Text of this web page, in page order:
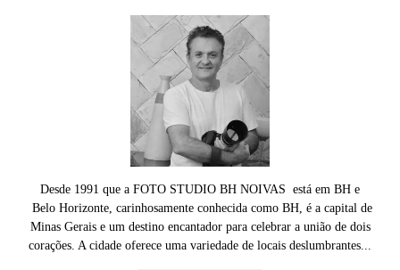
Desde 1991 que a FOTO STUDIO BH NOIVAS está em BH e
Belo Horizonte, carinhosamente conhecida como BH, é a capital de
Minas Gerais e um destino encantador para celebrar a união de dois
corações. A cidade oferece uma variedade de locais deslumbrantes...